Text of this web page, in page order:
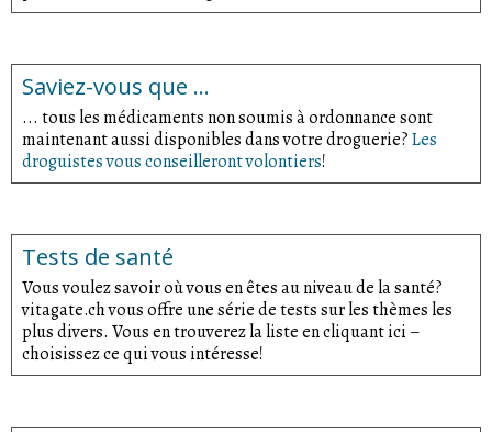
Saviez-vous que ...
... tous les médicaments non soumis à ordonnance sont
maintenant aussi disponibles dans votre droguerie?Les
droguistes vous conseilleront volontiers!
Tests de santé
Vous voulez savoir où vous en êtes au niveau de la santé?
vitagate.ch vous offre une série de tests sur les thèmes les
plus divers. Vous en trouverez la liste en cliquant ici –
choisissez ce qui vous intéresse!